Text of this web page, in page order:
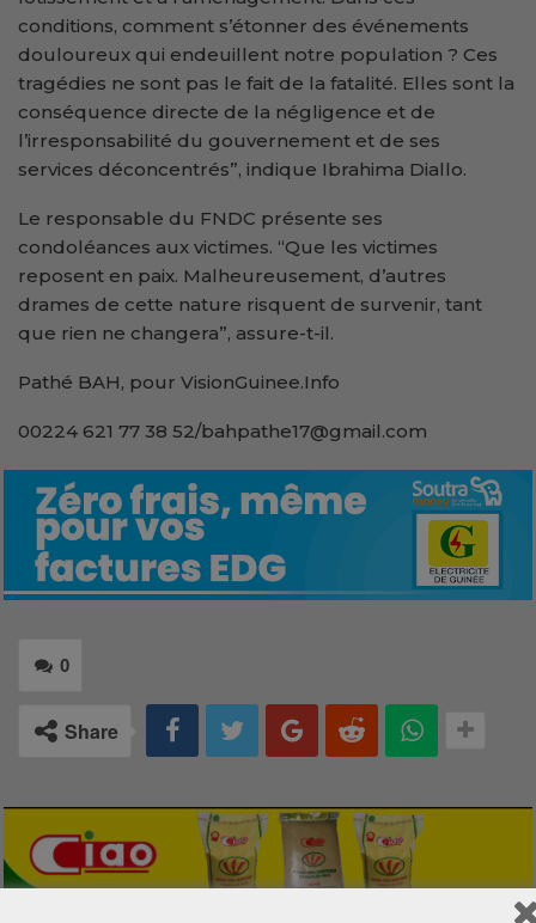
conditions, comment s’étonner des événements
douloureux qui endeuillent notre population ? Ces
tragédies ne sont pas le fait de la fatalité. Elles sont la
conséquence directe de la négligence et de
l’irresponsabilité du gouvernement et de ses
services déconcentrés”, indique Ibrahima Diallo.
Le responsable du FNDC présente ses
condoléances aux victimes. “Que les victimes
reposent en paix. Malheureusement, d’autres
drames de cette nature risquent de survenir, tant
que rien ne changera”, assure-t-il.
Pathé BAH, pour VisionGuinee.Info
00224 621 77 38 52/bahpathe17@gmail.com
0
Share